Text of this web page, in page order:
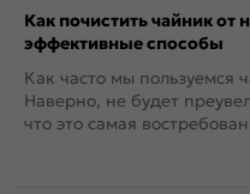
Как почистить чайник от
эффективные способы
Как часто мы пользуемся
Наверно, не будет
что это самая